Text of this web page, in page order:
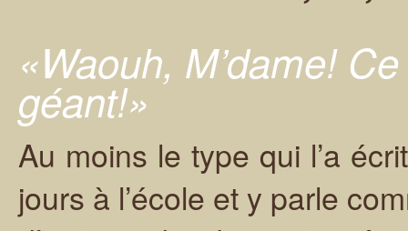
«Waouh, M’dame!
géant!»
Au moins le type qui l’a
jours à l’école et y parle